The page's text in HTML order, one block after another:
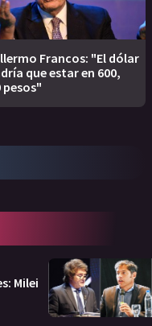
Francos: "El dólar
que estar en 600,
pesos"
Milei